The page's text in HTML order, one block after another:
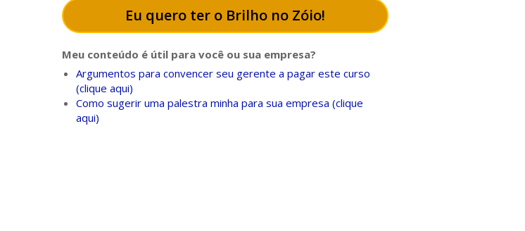
Eu quero ter o Brilho no Zóio!
Meu conteúdo é útil para você ou sua empresa?
Argumentos para convencer seu gerente a pagar este curso
(clique aqui)
Como sugerir uma palestra minha para sua empresa (clique
aqui)